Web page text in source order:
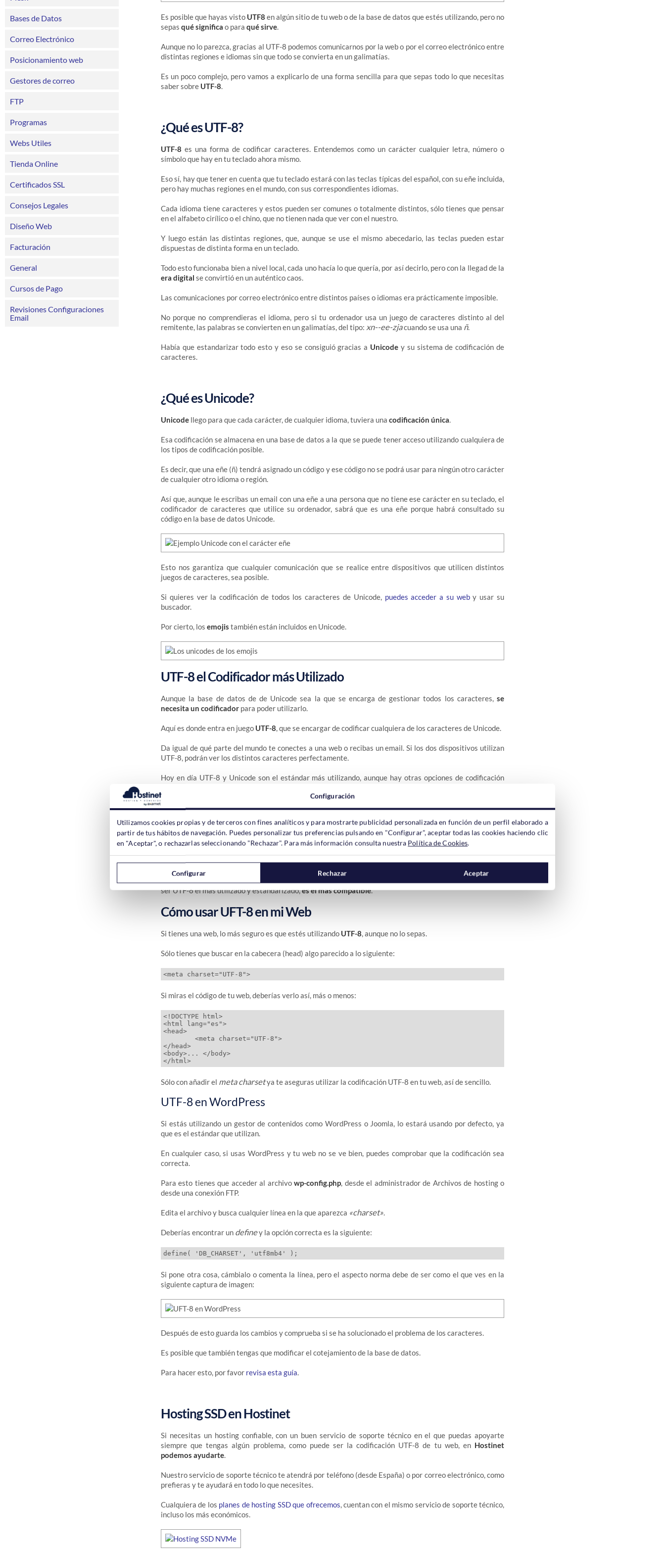
Bases de Datos
Correo Electrónico
Posicionamiento web
Gestores de correo
FTP
Programas
Webs Utiles
Tienda Online
Certificados SSL
Consejos Legales
Diseño Web
Facturación
General
Cursos de Pago
Revisiones Configuraciones
Email
Es posible que hayas visto UTF8 en algún sitio de tu web o de la base de datos que estés utilizando, pero no
sepas qué significa o para qué sirve.
Aunque no lo parezca, gracias al UTF-8 podemos comunicarnos por la web o por el correo electrónico entre
distintas regiones e idiomas sin que todo se convierta en un galimatías.
Es un poco complejo, pero vamos a explicarlo de una forma sencilla para que sepas todo lo que necesitas
saber sobre UTF-8.
¿Qué es UTF-8?
UTF-8 es una forma de codificar caracteres. Entendemos como un carácter cualquier letra, número o
símbolo que hay en tu teclado ahora mismo.
Eso sí, hay que tener en cuenta que tu teclado estará con las teclas típicas del español, con su eñe incluida,
pero hay muchas regiones en el mundo, con sus correspondientes idiomas.
Cada idioma tiene caracteres y estos pueden ser comunes o totalmente distintos, sólo tienes que pensar
en el alfabeto cirílico o el chino, que no tienen nada que ver con el nuestro.
Y luego están las distintas regiones, que, aunque se use el mismo abecedario, las teclas pueden estar
dispuestas de distinta forma en un teclado.
Todo esto funcionaba bien a nivel local, cada uno hacía lo que quería, por así decirlo, pero con la llegad de la
era digital se convirtió en un auténtico caos.
Las comunicaciones por correo electrónico entre distintos países o idiomas era prácticamente imposible.
No porque no comprendieras el idioma, pero si tu ordenador usa un juego de caracteres distinto al del
remitente, las palabras se convierten en un galimatías, del tipo: xn--ee-zjacuando se usa una ñ.
Había que estandarizar todo esto y eso se consiguió gracias a Unicode y su sistema de codificación de
caracteres.
¿Qué es Unicode?
Unicode llego para que cada carácter, de cualquier idioma, tuviera una codificación única.
Esa codificación se almacena en una base de datos a la que se puede tener acceso utilizando cualquiera de
los tipos de codificación posible.
Es decir, que una eñe (ñ) tendrá asignado un código y ese código no se podrá usar para ningún otro carácter
de cualquier otro idioma o región.
Así que, aunque le escribas un email con una eñe a una persona que no tiene ese carácter en su teclado, el
codificador de caracteres que utilice su ordenador, sabrá que es una eñe porque habrá consultado su
código en la base de datos Unicode.
Esto nos garantiza que cualquier comunicación que se realice entre dispositivos que utilicen distintos
juegos de caracteres, sea posible.
Si quieres ver la codificación de todos los caracteres de Unicode, puedes acceder a su weby usar su
buscador.
Por cierto, los emojis también están incluidos en Unicode.
UTF-8 el Codificador más Utilizado
Aunque la base de datos de de Unicode sea la que se encarga de gestionar todos los caracteres, se
necesita un codificador para poder utilizarlo.
Aquí es donde entra en juego UTF-8, que se encargar de codificar cualquiera de los caracteres de Unicode.
Da igual de qué parte del mundo te conectes a una web o recibas un email. Si los dos dispositivos utilizan
UTF-8, podrán ver los distintos caracteres perfectamente.
Hoy en día UTF-8 y Unicode son el estándar más utilizando, aunque hay otras opciones de codificación
UTF-16
utilizado en el mundo anglosajón.
UTF-32
puede ser una ventaja.
Cualquiera de los tres codificadores es compatible con Unicode y pueden funcionar perfectamente, pero al
ser UTF-8 el más utilizado y estandarizado,es el más compatible.
Cómo usar UFT-8 en mi Web
Si tienes una web, lo más seguro es que estés utilizando UTF-8, aunque no lo sepas.
Sólo tienes que buscar en la cabecera (head) algo parecido a lo siguiente:
Si miras el código de tu web, deberías verlo así, más o menos:
<!DOCTYPE html>
<html lang="es">
<head>
</head>
<body>... </body>
Sólo con añadir el meta charsetya te aseguras utilizar la codificación UTF-8 en tu web, así de sencillo.
UTF-8 en WordPress
Si estás utilizando un gestor de contenidos como WordPress o Joomla, lo estará usando por defecto, ya
que es el estándar que utilizan.
En cualquier caso, si usas WordPress y tu web no se ve bien, puedes comprobar que la codificación sea
correcta.
Para esto tienes que acceder al archivowp-config.php, desde el administrador de Archivos de hosting o
desde una conexión FTP.
Edita el archivo y busca cualquier línea en la que aparezca «charset».
Deberías encontrar un definey la opción correcta es la siguiente:
Si pone otra cosa, cámbialo o comenta la línea, pero el aspecto norma debe de ser como el que ves en la
siguiente captura de imagen:
Después de esto guarda los cambios y comprueba si se ha solucionado el problema de los caracteres.
Es posible que también tengas que modificar el cotejamiento de la base de datos.
Para hacer esto, por favor revisa esta guía.
Hosting SSD en Hostinet
Si necesitas un hosting confiable, con un buen servicio de soporte técnico en el que puedas apoyarte
siempre que tengas algún problema, como puede ser la codificación UTF-8 de tu web, en Hostinet
podemos ayudarte.
Nuestro servicio de soporte técnico te atendrá por teléfono (desde España) o por correo electrónico, como
prefieras y te ayudará en todo lo que necesites.
Cualquiera de los planes de hosting SSD que ofrecemos, cuentan con el mismo servicio de soporte técnico,
incluso los más económicos.
Configuración
Utilizamos cookies propias y de terceros con fines analíticos y para mostrarte publicidad personalizada en función de un perfil elaborado a
partir de tus hábitos de navegación. Puedes personalizar tus preferencias pulsando en "Configurar", aceptar todas las cookies haciendo clic
en "Aceptar", o rechazarlas seleccionando "Rechazar". Para más información consulta nuestra Política de Cookies.
Configurar Rechazar Aceptar